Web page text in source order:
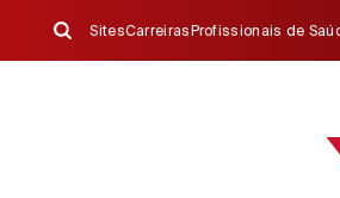
SitesCarreirasProfissionais de